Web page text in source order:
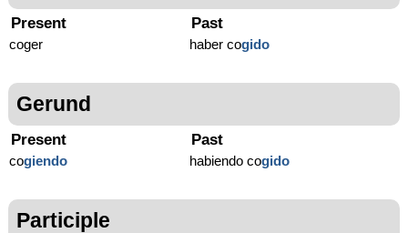
Present
coger
Past
haber cogido
Gerund
Present
cogiendo
Past
habiendo cogido
Participle